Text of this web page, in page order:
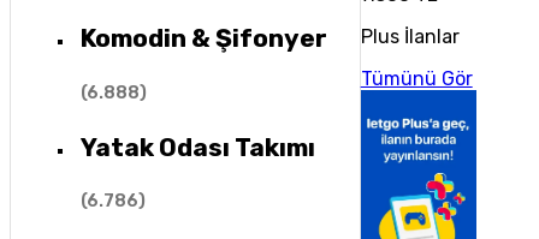
Komodin & Şifonyer
(6.888)
Yatak Odası Takımı
(6.786)
Plus İlanlar
Tümünü Gör